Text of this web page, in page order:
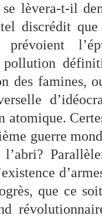
lèvera-t-il
discrédit que
pollution
des famines,
atomique.
guerre
l’abri?
que ce